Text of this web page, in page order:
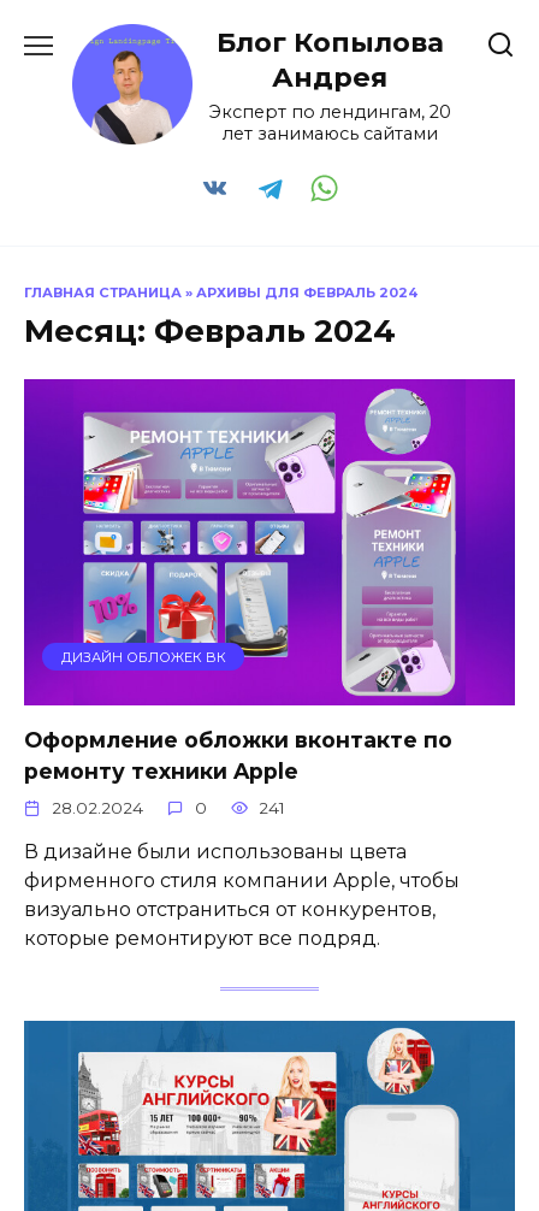
содержанию
Блог Копылова
Андрея
Эксперт по лендингам, 20
лет занимаюсь сайтами
ГЛАВНАЯ СТРАНИЦА » АРХИВЫ ДЛЯ ФЕВРАЛЬ 2024
Месяц: Февраль 2024
ДИЗАЙН ОБЛОЖЕК ВК
Оформление обложки вконтакте по
ремонту техники Apple
28.02.2024 0 241
В дизайне были использованы цвета
фирменного стиля компании Apple, чтобы
визуально отстраниться от конкурентов,
которые ремонтируют все подряд.